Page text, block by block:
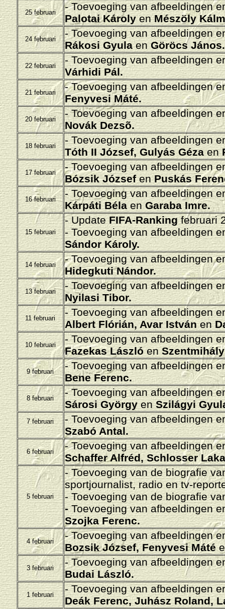
25 februari
- Toevoeging van afbeeldingen
Palotai KárolyenMészöly
24 februari
- Toevoeging van afbeeldingen
Rákosi GyulaenGöröcs János.
22 februari
- Toevoeging van afbeeldingen
Várhidi Pál.
21 februari
- Toevoeging van afbeeldingen
Fenyvesi Máté.
20 februari
- Toevoeging van afbeeldingen
Novák Dezsõ.
18 februari
- Toevoeging van afbeeldingen
Tóth II József, Gulyás Gézaen
17 februari
- Toevoeging van afbeeldingen
Bózsik JózsefenPuskás
16 februari
- Toevoeging van afbeeldingen
Kárpáti BélaenGaraba Imre.
15 februari
- UpdateFIFA-Rankingfebruari
- Toevoeging van afbeeldingen
Sándor Károly.
14 februari
- Toevoeging van afbeeldingen
Hidegkuti Nándor.
13 februari
- Toevoeging van afbeeldingen
Nyilasi Tibor.
11 februari
- Toevoeging van afbeeldingen
Albert Flórián, Avar Istvánen
10 februari
- Toevoeging van afbeeldingen
Fazekas Lászlóen
9 februari
- Toevoeging van afbeeldingen
Bene Ferenc.
8 februari
- Toevoeging van afbeeldingen
Sárosi GyörgyenSzilágyi
7 februari
- Toevoeging van afbeeldingen
Szabó Antal.
6 februari
- Toevoeging van afbeeldingen
Schaffer Alfréd, Schlosser
5 februari
- Toevoeging van de biografie
sportjournalist, radio en tv-
- Toevoeging van de biografie
-Toevoeging van afbeeldingen
Szojka Ferenc.
4 februari
- Toevoeging van afbeeldingen
Bozsik József, Fenyvesi Máté
3 februari
- Toevoeging van afbeeldingen
Budai László.
1 februari
- Toevoeging van afbeeldingen
Deák Ferenc, Juhász Roland,